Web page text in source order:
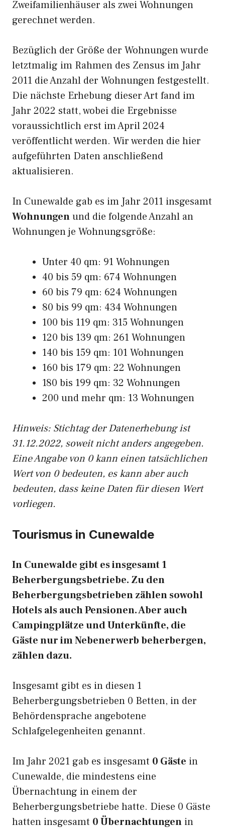
Zweifamilienhäuser als zwei Wohnungen
gerechnet werden.
Bezüglich der Größe der Wohnungen wurde
letztmalig im Rahmen des Zensus im Jahr
2011 die Anzahl der Wohnungen festgestellt.
Die nächste Erhebung dieser Art fand im
Jahr 2022 statt, wobei die Ergebnisse
voraussichtlich erst im April 2024
veröffentlicht werden. Wir werden die hier
aufgeführten Daten anschließend
aktualisieren.
In Cunewalde gab es im Jahr 2011 insgesamt
Wohnungenund die folgende Anzahl an
Wohnungen je Wohnungsgröße:
Unter 40 qm: 91 Wohnungen
40 bis 59 qm: 674 Wohnungen
60 bis 79 qm: 624 Wohnungen
80 bis 99 qm: 434 Wohnungen
100 bis 119 qm: 315 Wohnungen
120 bis 139 qm: 261 Wohnungen
140 bis 159 qm: 101 Wohnungen
160 bis 179 qm: 22 Wohnungen
180 bis 199 qm: 32 Wohnungen
200 und mehr qm: 13 Wohnungen
Hinweis: Stichtag der Datenerhebung ist
31.12.2022, soweit nicht anders angegeben.
Eine Angabe von 0 kann einen tatsächlichen
Wert von 0 bedeuten, es kann aber auch
bedeuten, dass keine Daten für diesen Wert
vorliegen.
Tourismus in Cunewalde
In Cunewalde gibt es insgesamt 1
Beherbergungsbetriebe. Zu den
Beherbergungsbetrieben zählen sowohl
Hotels als auch Pensionen. Aber auch
Campingplätze und Unterkünfte, die
Gäste nur im Nebenerwerb beherbergen,
zählen dazu.
Insgesamt gibt es in diesen 1
Beherbergungsbetrieben 0 Betten, in der
Behördensprache angebotene
Schlafgelegenheiten genannt.
Im Jahr 2021 gab es insgesamt 0 Gäste in
Cunewalde, die mindestens eine
Übernachtung in einem der
Beherbergungsbetriebe hatte. Diese 0 Gäste
hatten insgesamt 0 Übernachtungen in